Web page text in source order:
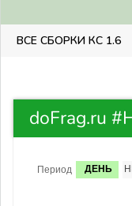
ВСЕ СБОРКИ КС 1.6
doFrag.ru
Период ДЕНЬ